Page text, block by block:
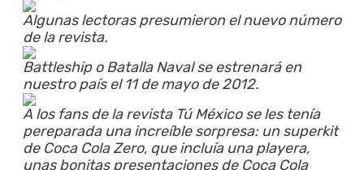
Algunas lectoras presumieron el nuevo número
de la revista.
Battleship o Batalla Naval se estrenará en
nuestro país el 11 de mayo de 2012.
A los fans de la revista Tú México se les tenía
pereparada una increíble sorpresa: un superkit
de Coca Cola Zero, que incluía una playera,
unas bonitas presentaciones de Coca Cola